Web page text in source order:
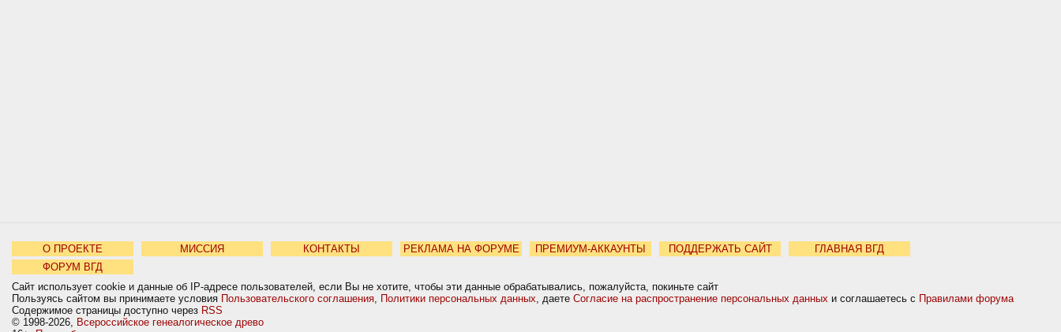
О ПРОЕКТЕ МИССИЯ КОНТАКТЫ РЕКЛАМА НА ФОРУМЕ ПРЕМИУМ-АККАУНТЫ ПОДДЕРЖАТЬ САЙТ
ГЛАВНАЯ ВГД
ФОРУМ ВГД
Сайт использует cookie и данные об IP-адресе пользователей, если Вы не хотите, чтобы эти данные обрабатывались, пожалуйста, покиньте сайт
Пользуясь сайтом вы принимаете условия Пользовательского соглашения, Политики персональных данных, даете Согласие на распространение персональных данных и соглашаетесь с Правилами форума
Содержимое страницы доступно через RSS
© 1998-2026, Всероссийское генеалогическое древо